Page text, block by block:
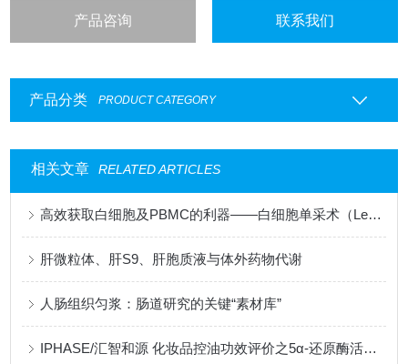
产品咨询 联系我们
产品分类 PRODUCT CATEGORY
相关文章 RELATED ARTICLES
高效获取白细胞及PBMC的利器——白细胞单采术（Leukopak）
肝微粒体、肝S9、肝胞质液与体外药物代谢
人肠组织匀浆：肠道研究的关键“素材库”
IPHASE/汇智和源 化妆品控油功效评价之5α-还原酶活性抑制试验